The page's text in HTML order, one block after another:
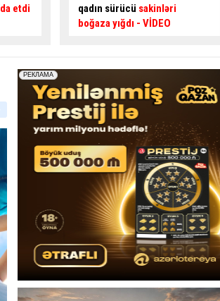
edən gənc sürücüdən
təhlükəli hərəkətlər- VİDEO